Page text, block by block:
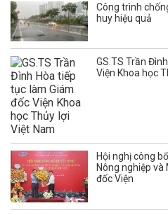
Công trình
huy hiệu quả
GS.TS Trần
Viện Khoa học
Hội nghị công
Nông nghiệp
đốc Viện